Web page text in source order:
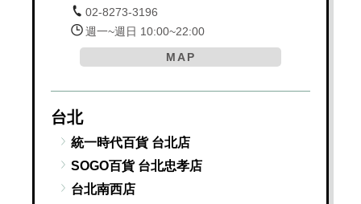
02-8273-3196
週一~週日 10:00~22:00
MAP
台北
統一時代百貨 台北店
SOGO百貨 台北忠孝店
台北南西店